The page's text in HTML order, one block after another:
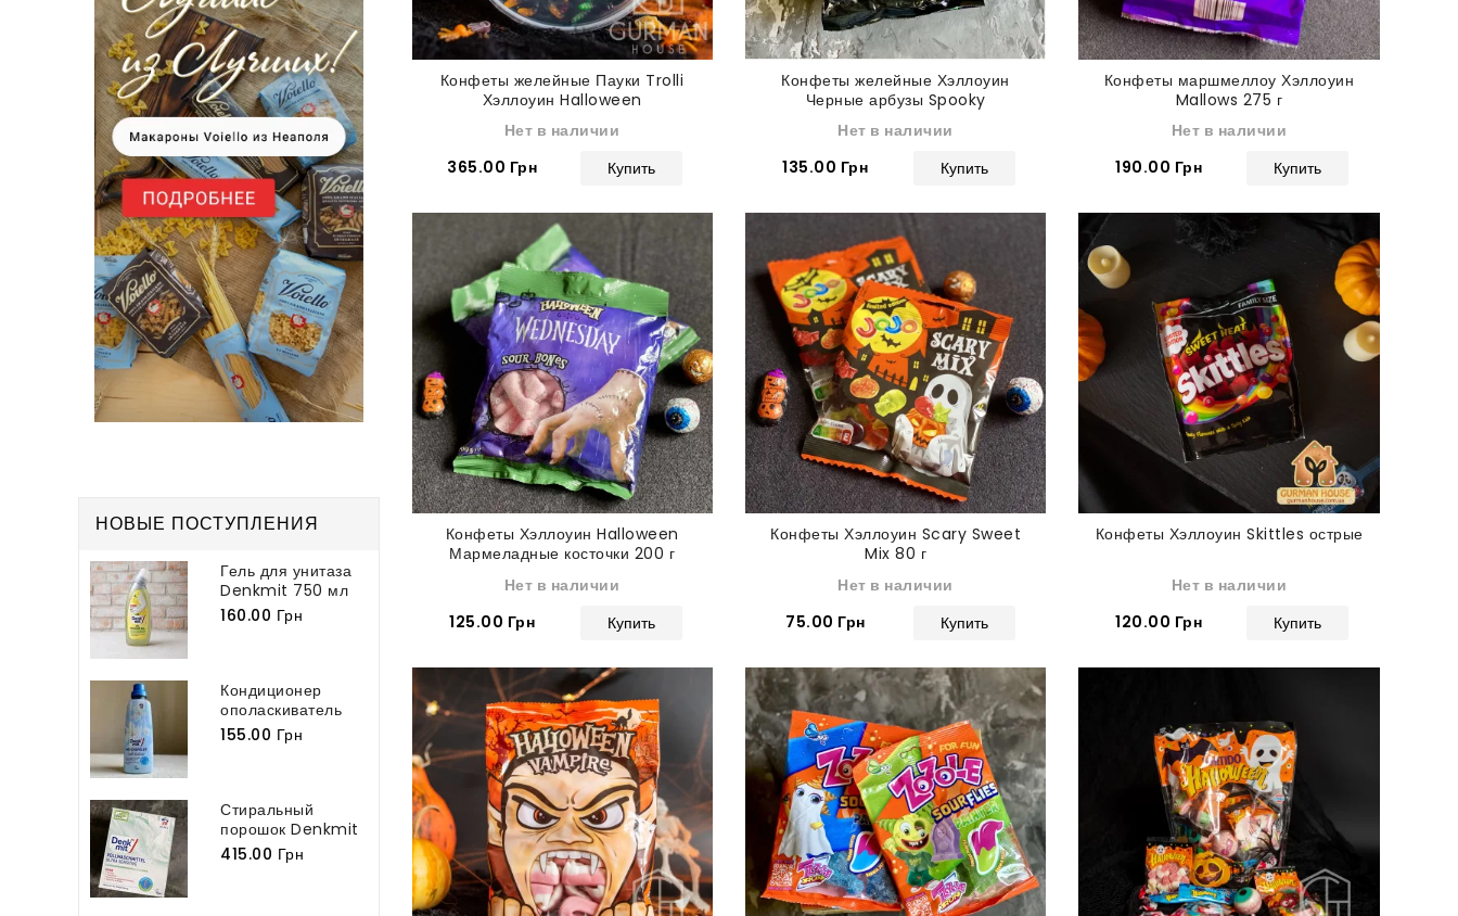
НОВЫЕ ПОСТУПЛЕНИЯ
Гель для унитаза
Denkmit 750 мл
160.00 Грн
Кондиционер
ополаскиватель
для белья
Denkmit...
155.00 Грн
Стиральный
порошок Denkmit
Vollwaschmittel...
415.00 Грн
Конфеты желейные Пауки Trolli
Хэллоуин Halloween
Нет в наличии
365.00 Грн
Купить
Конфеты желейные Хэллоуин
Черные арбузы Spooky
Нет в наличии
135.00 Грн
Купить
Конфеты маршмеллоу Хэллоуин
Mallows 275 г
Нет в наличии
190.00 Грн
Купить
Конфеты Хэллоуин Halloween
Мармеладные косточки 200 г
Нет в наличии
125.00 Грн
Купить
Конфеты Хэллоуин Scary Sweet
Mix 80 г
Нет в наличии
75.00 Грн
Купить
Конфеты Хэллоуин Skittles острые
Нет в наличии
120.00 Грн
Купить